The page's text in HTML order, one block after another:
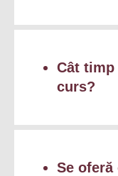
Cât timp
curs?
Se oferă